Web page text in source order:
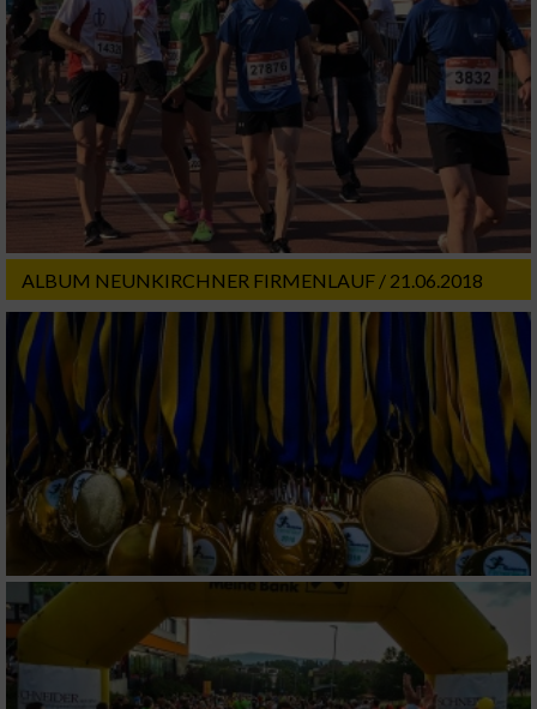
ALBUM NEUNKIRCHNER FIRMENLAUF / 21.06.2018